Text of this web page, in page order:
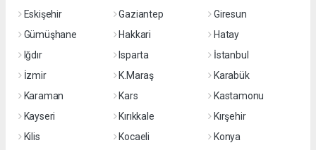
Eskişehir
Gaziantep
Giresun
Gümüşhane
Hakkari
Hatay
Iğdır
Isparta
İstanbul
İzmir
K.Maraş
Karabük
Karaman
Kars
Kastamonu
Kayseri
Kırıkkale
Kırşehir
Kilis
Kocaeli
Konya